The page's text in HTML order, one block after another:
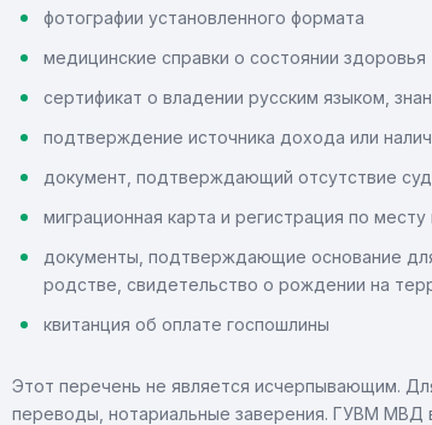
фотографии установленного формата
медицинские справки о состоянии
сертификат о владении русским языком,
подтверждение источника дохода или
документ, подтверждающий отсутствие
миграционная карта и регистрация по
документы, подтверждающие основание
родстве, свидетельство о рождении на
квитанция об оплате госпошлины
Этот перечень не является исчерпывающим.
переводы, нотариальные заверения. ГУВМ МВД